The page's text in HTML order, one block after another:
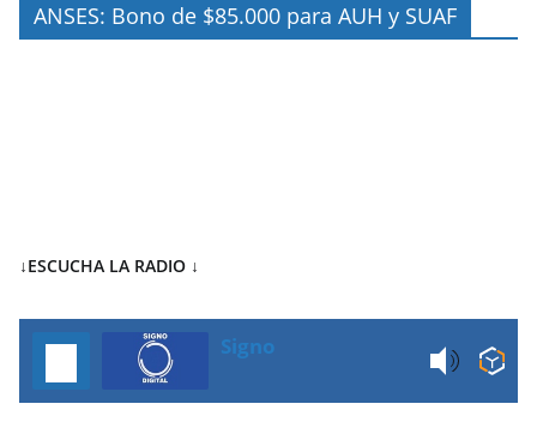
ANSES: Bono de $85.000 para AUH y SUAF
↓ESCUCHA LA RADIO ↓
Signo